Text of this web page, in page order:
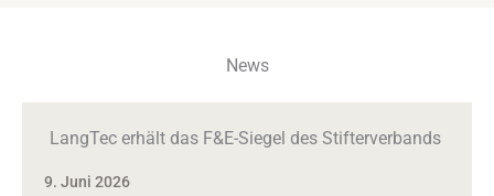
News
LangTec erhält das F&E-Siegel des Stifterverbands
9. Juni 2026